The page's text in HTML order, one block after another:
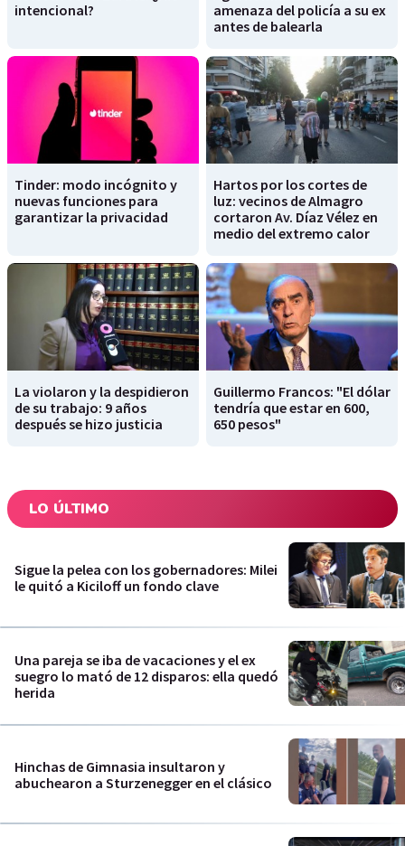
intencional?
amenaza del policía a su ex
antes de balearla
Tinder: modo incógnito y
nuevas funciones para
garantizar la privacidad
Hartos por los cortes de
luz: vecinos de Almagro
cortaron Av. Díaz Vélez en
medio del extremo calor
La violaron y la despidieron
de su trabajo: 9 años
después se hizo justicia
Guillermo Francos: "El dólar
tendría que estar en 600,
650 pesos"
LO ÚLTIMO
Sigue la pelea con los gobernadores: Milei
le quitó a Kiciloff un fondo clave
Una pareja se iba de vacaciones y el ex
suegro lo mató de 12 disparos: ella quedó
herida
Hinchas de Gimnasia insultaron y
abuchearon a Sturzenegger en el clásico